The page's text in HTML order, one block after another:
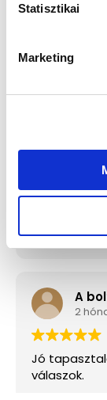
Statisztikai
Marketing
Guess
Válassz egyet,